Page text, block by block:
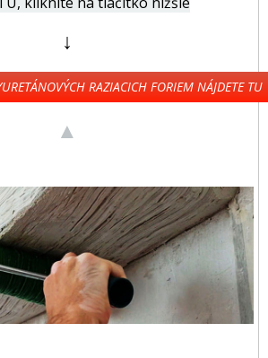
↓
RAZIACICH FORIEM NÁJDETE
▲